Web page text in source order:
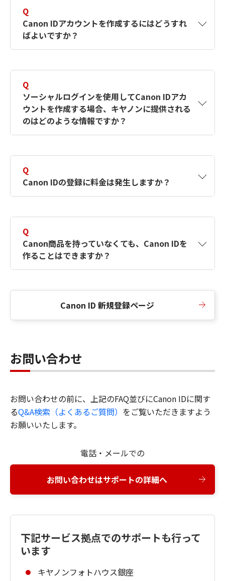
Q
Canon IDアカウントを作成するにはどうすれ
ばよいですか？
す。詳しい作成方法は【カメラ】Canon IDとは
何ですか？Canon IDの作成方法は？をご確認く
ださい。
Q
ソーシャルログインを使用してCanon IDアカ
ウントを作成する場合、キヤノンに提供される
のはどのような情報ですか？
択したサービスから取得します。アカウントを
簡単に作成できるように、この情報を使用して
Canon IDの登録フォームを入力します。
Q
Canon IDの登録に料金は発生しますか？
Q
Canon商品を持っていなくても、Canon IDを
作ることはできますか？
Canon ID 新規登録ページ
お問い合わせ
お問い合わせの前に、上記のFAQ並びにCanon IDに関す
るQ&A検索（よくあるご質問） をご覧いただきますよう
お願いいたします。
電話・メールでの
お問い合わせはサポートの詳細へ
下記サービス拠点でのサポートも行って
います
キヤノンフォトハウス銀座